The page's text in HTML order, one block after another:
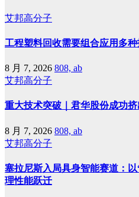
艾邦高分子
工程塑料回收需要组合应用多
8 月 7, 2026 808, ab
艾邦高分子
重大技术突破｜君华股份成功
8 月 7, 2026 808, ab
艾邦高分子
塞拉尼斯入局具身智能赛道：
理性能跃迁